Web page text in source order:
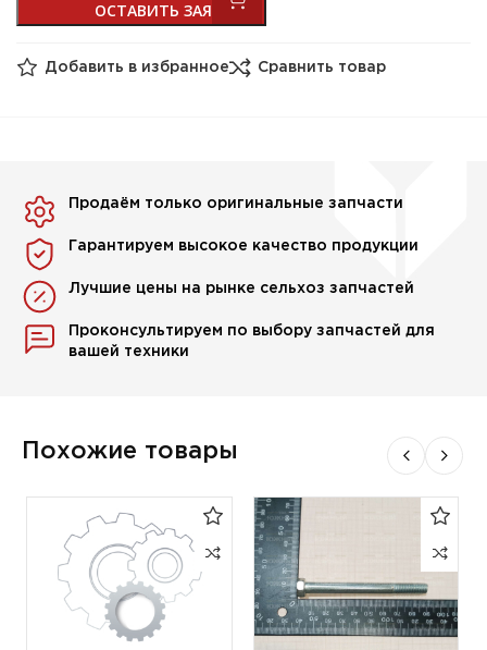
Добавить в избранное Сравнить товар
Продаём только оригинальные запчасти
Гарантируем высокое качество продукции
Лучшие цены на рынке сельхоз запчастей
Проконсультируем по выбору запчастей для
вашей техники
Похожие товары